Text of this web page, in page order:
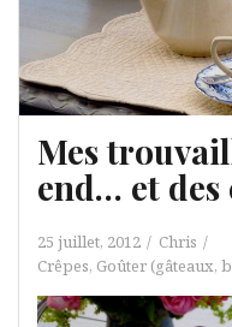
Mes
end… et
25 juillet, 2012
Chris
Crêpes, Goûter (gâteaux,